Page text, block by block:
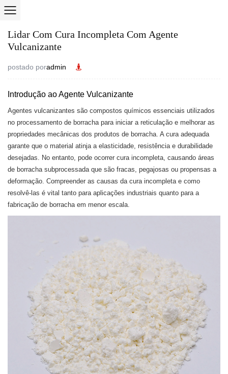
Lidar Com Cura Incompleta Com Agente
Vulcanizante
postado poradmin
Introdução ao Agente Vulcanizante
Agentes vulcanizantes são compostos químicos essenciais utilizados
no processamento de borracha para iniciar a reticulação e melhorar as
propriedades mecânicas dos produtos de borracha. A cura adequada
garante que o material atinja a elasticidade, resistência e durabilidade
desejadas. No entanto, pode ocorrer cura incompleta, causando áreas
de borracha subprocessada que são fracas, pegajosas ou propensas a
deformação. Compreender as causas da cura incompleta e como
resolvê-las é vital tanto para aplicações industriais quanto para a
fabricação de borracha em menor escala.